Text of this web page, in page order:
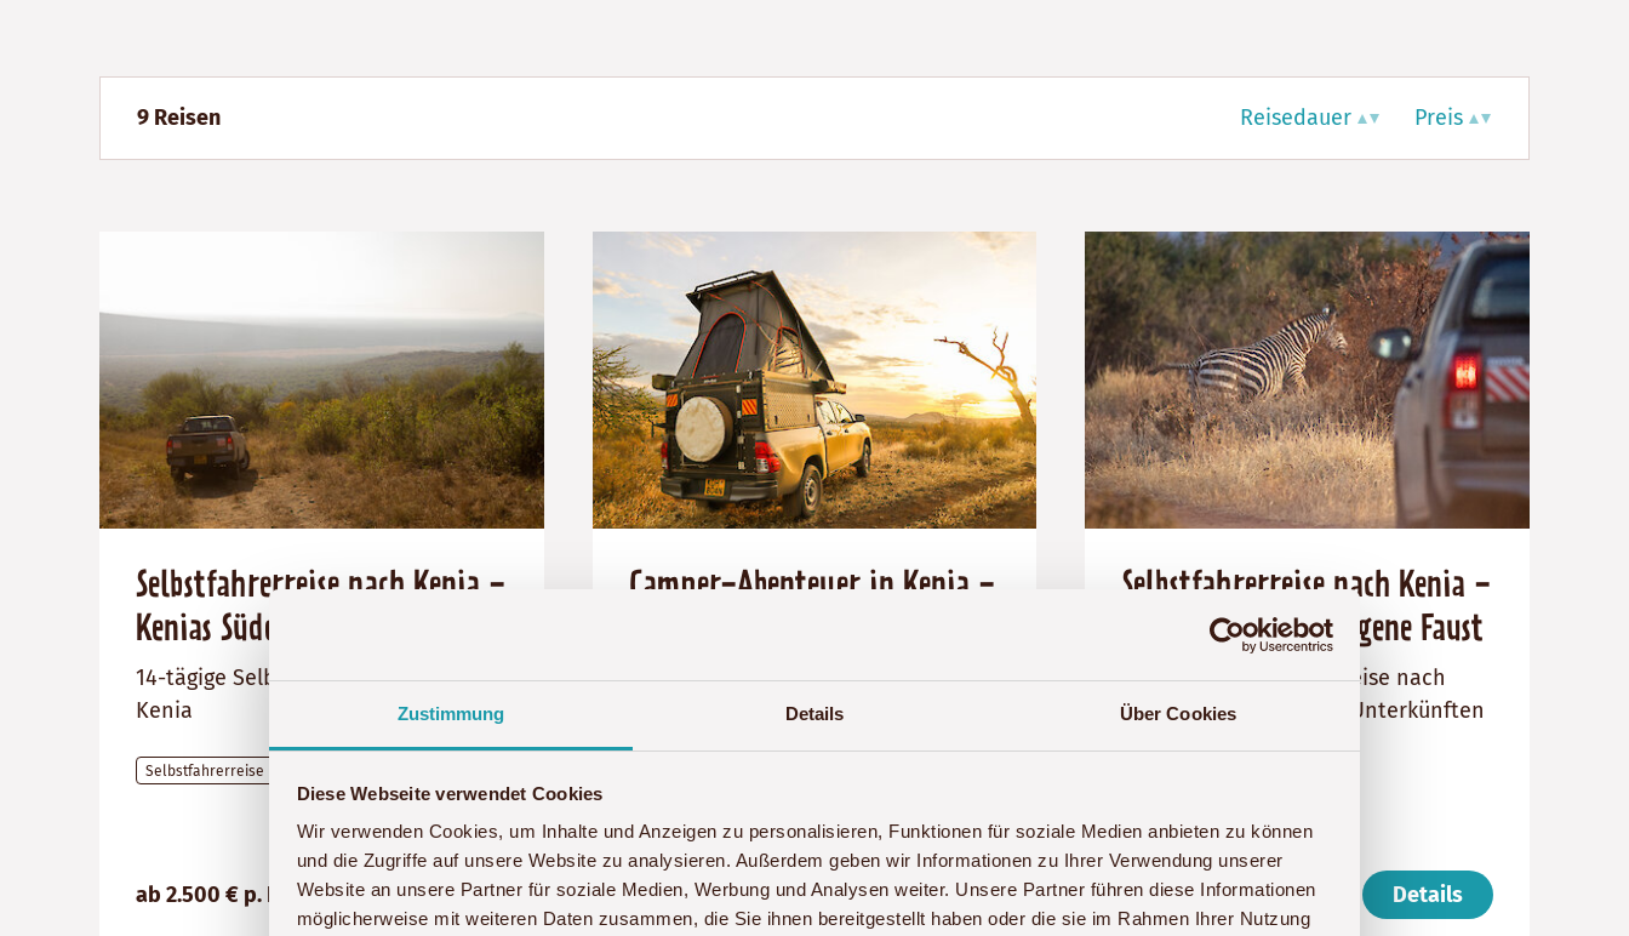
Zustimmung Details Über Cookies
Diese Webseite verwendet Cookies
Wir verwenden Cookies, um Inhalte und Anzeigen zu personalisieren, Funktionen für soziale Medien anbieten zu können
und die Zugriffe auf unsere Website zu analysieren. Außerdem geben wir Informationen zu Ihrer Verwendung unserer
Website an unsere Partner für soziale Medien, Werbung und Analysen weiter. Unsere Partner führen diese Informationen
möglicherweise mit weiteren Daten zusammen, die Sie ihnen bereitgestellt haben oder die sie im Rahmen Ihrer Nutzung
9 Reisen Reisedauer Preis
Selbstfahrerreise nach Kenia -
Kenias Süden auf eigene Faust
14-tägige Selbstfahrerreise nach
Kenia
Selbstfahrerreise
ab 2.500 € p. P. Details
2500 €
Tage
Camper-Abenteuer in Kenia -
Faust erkunden
16-tägige Selbstfahrerreise mit
Übernachtungen im Dachzelt
ab 2.550 € p. P. Details
Preis
(ab):
2550€
Dauer:
16
Tage
Reiseziel
Kenia
Selbstfahrerreise nach Kenia -
Zentralkenia auf eigene Faust
14-tägige Selbstfahrerreise nach
Kenia mit Mittelklasse-Unterkünften
ab 3.250 € p. P. Details
Preis
(ab):
3250€
Dauer:
14
Tage
Reiseziel
Kenia